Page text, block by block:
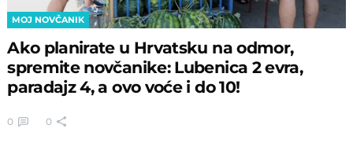
MOJ NOVČANIK
Ako planirate u Hrvatsku na odmor,
spremite novčanike: Lubenica 2 evra,
paradajz 4, a ovo voće i do 10!
0 0